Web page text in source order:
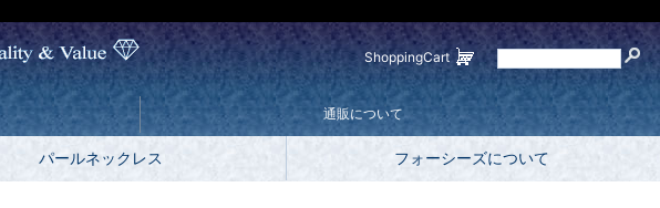
通販について
パールネックレス フォーシーズについて
ShoppingCart